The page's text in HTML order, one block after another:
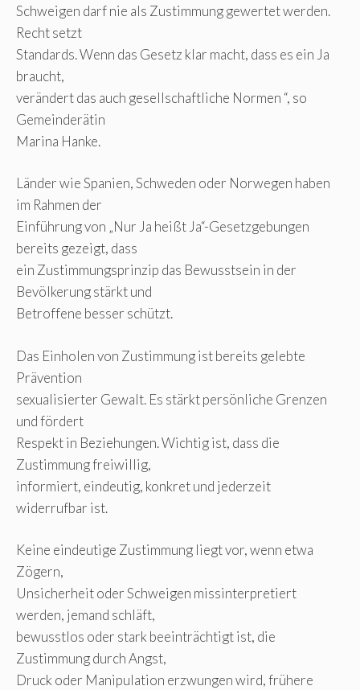
Schweigen darf nie als Zustimmung gewertet werden.
Recht setzt
Standards. Wenn das Gesetz klar macht, dass es ein Ja
braucht,
verändert das auch gesellschaftliche Normen “, so
Gemeinderätin
Marina Hanke.
Länder wie Spanien, Schweden oder Norwegen haben
im Rahmen der
Einführung von „Nur Ja heißt Ja“-Gesetzgebungen
bereits gezeigt, dass
ein Zustimmungsprinzip das Bewusstsein in der
Bevölkerung stärkt und
Betroffene besser schützt.
Das Einholen von Zustimmung ist bereits gelebte
Prävention
sexualisierter Gewalt. Es stärkt persönliche Grenzen
und fördert
Respekt in Beziehungen. Wichtig ist, dass die
Zustimmung freiwillig,
informiert, eindeutig, konkret und jederzeit
widerrufbar ist.
Keine eindeutige Zustimmung liegt vor, wenn etwa
Zögern,
Unsicherheit oder Schweigen missinterpretiert
werden, jemand schläft,
bewusstlos oder stark beeinträchtigt ist, die
Zustimmung durch Angst,
Druck oder Manipulation erzwungen wird, frühere